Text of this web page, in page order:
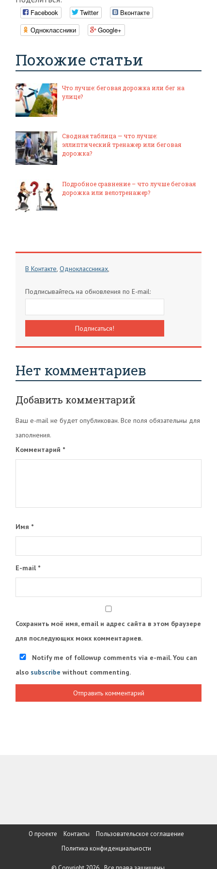
Facebook Twitter
Вконтакте
Одноклассники
Google+
Похожие статьи
Что лучше: беговая дорожка или бег на
улице?
Сводная таблица — что лучше:
эллиптический тренажер или беговая
дорожка?
Подробное сравнение – что лучше беговая
дорожка или велотренажер?
В Контакте, Одноклассниках,
Подписывайтесь на обновления по E-mail:
Нет комментариев
Добавить комментарий
Ваш e-mail не будет опубликован. Все поля обязательны для
заполнения.
Комментарий *
Имя *
E-mail *
Сохранить моё имя, email и адрес сайта в этом браузере
для последующих моих комментариев.
Notify me of followup comments via e-mail. You can
also subscribe without commenting.
О проекте Контакты
Пользовательское соглашение
Политика конфиденциальности